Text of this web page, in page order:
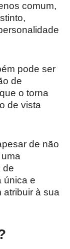
comum,
pode ser
de
o torna
de vista
de não
de
única e
atribuir à sua